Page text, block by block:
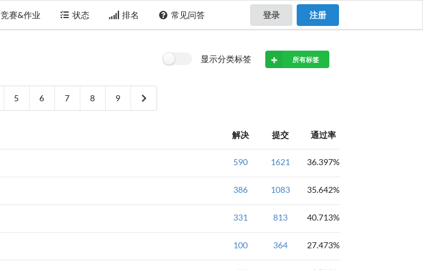
竞赛&作业 状态 排名 常见问答 登录 注册
显示分类标签 所有标签
5 6 7 8 9
解决 提交 通过率
基础题 高精度
590 1621 36.397%
基础题 高精度
386 1083 35.642%
基础题 高精度
331 813 40.713%
基础题 高精度
100 364 27.473%